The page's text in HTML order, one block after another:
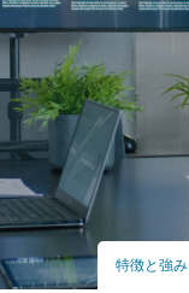
特徴と強み